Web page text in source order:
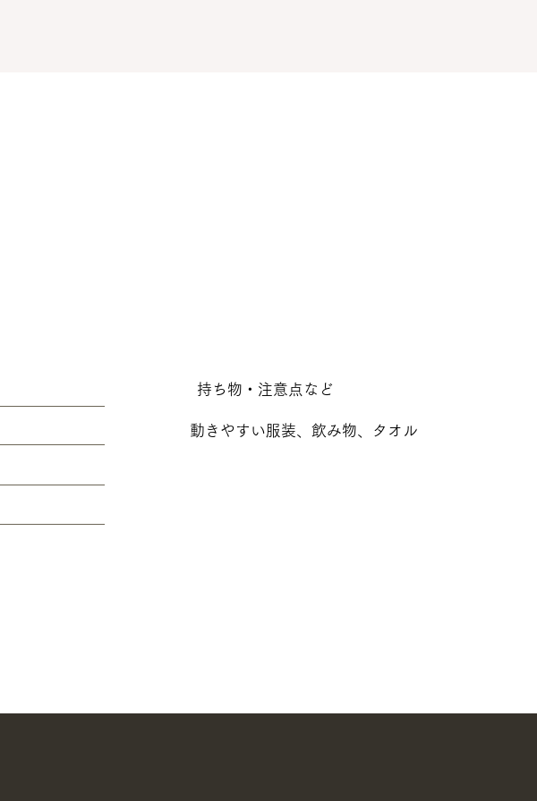
動きやすい服装、飲み物、タオル
​持ち物・注意点など